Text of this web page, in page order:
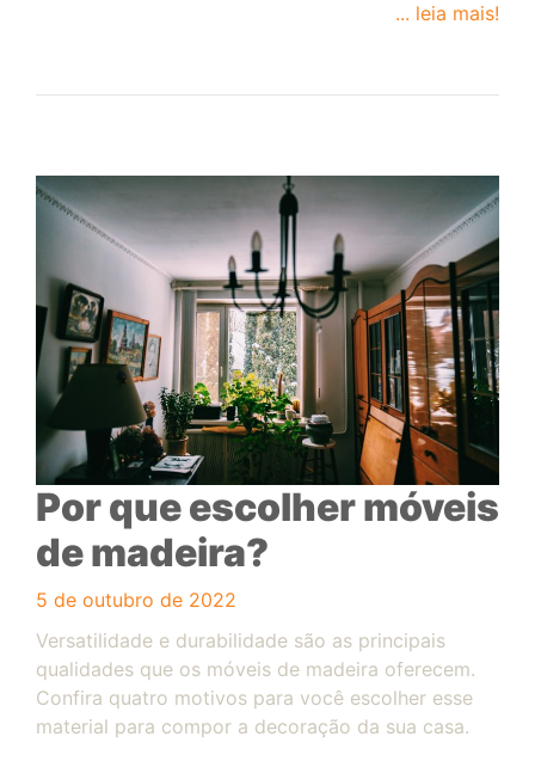
... leia mais!
Por que escolher móveis
de madeira?
5 de outubro de 2022
Versatilidade e durabilidade são as principais
qualidades que os móveis de madeira oferecem.
Confira quatro motivos para você escolher esse
material para compor a decoração da sua casa.